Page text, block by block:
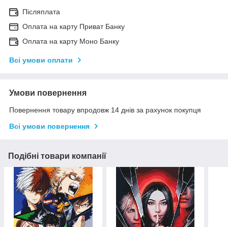
Післяплата
Оплата на карту Приват Банку
Оплата на карту Моно Банку
Всі умови оплати
Умови повернення
Повернення товару впродовж 14 днів за рахунок покупця
Всі умови повернення
Подібні товари компанії